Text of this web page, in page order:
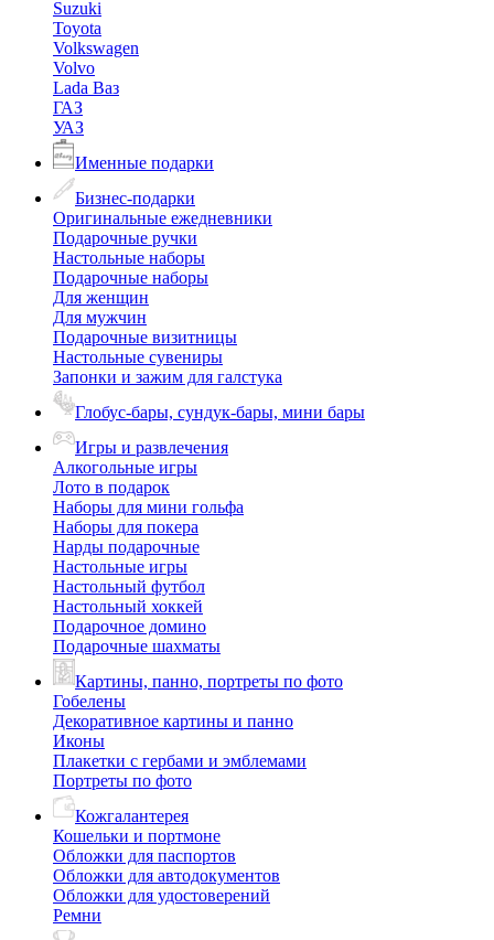
Suzuki
Toyota
Volkswagen
Volvo
Lada Ваз
ГАЗ
УАЗ
Именные подарки
Бизнес-подарки
Оригинальные ежедневники
Подарочные ручки
Настольные наборы
Подарочные наборы
Для женщин
Для мужчин
Подарочные визитницы
Настольные сувениры
Запонки и зажим для галстука
Глобус-бары, сундук-бары, мини бары
Игры и развлечения
Алкогольные игры
Лото в подарок
Наборы для мини гольфа
Наборы для покера
Нарды подарочные
Настольные игры
Настольный футбол
Настольный хоккей
Подарочное домино
Подарочные шахматы
Картины, панно, портреты по фото
Гобелены
Декоративное картины и панно
Иконы
Плакетки с гербами и эмблемами
Портреты по фото
Кожгалантерея
Кошельки и портмоне
Обложки для паспортов
Обложки для автодокументов
Обложки для удостоверений
Ремни